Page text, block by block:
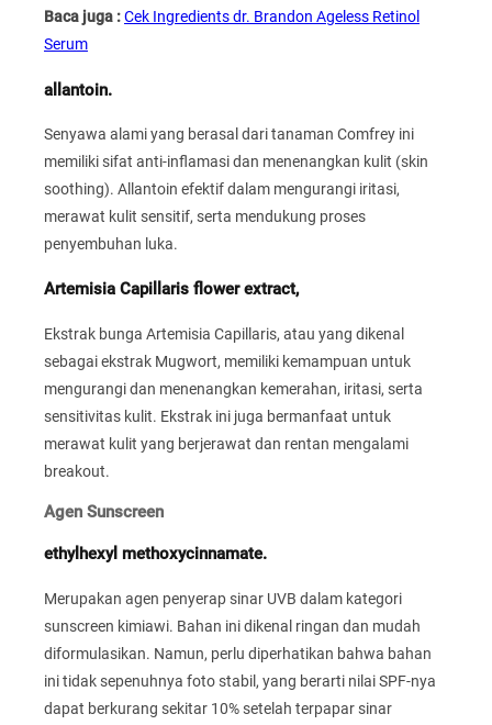
Baca juga :Cek Ingredients dr. Brandon Ageless Retinol
Serum
allantoin.
Senyawa alami yang berasal dari tanaman Comfrey ini
memiliki sifat anti-inflamasi dan menenangkan kulit (skin
soothing). Allantoin efektif dalam mengurangi iritasi,
merawat kulit sensitif, serta mendukung proses
penyembuhan luka.
Artemisia Capillaris flower extract,
Ekstrak bunga Artemisia Capillaris, atau yang dikenal
sebagai ekstrak Mugwort, memiliki kemampuan untuk
mengurangi dan menenangkan kemerahan, iritasi, serta
sensitivitas kulit. Ekstrak ini juga bermanfaat untuk
merawat kulit yang berjerawat dan rentan mengalami
breakout.
Agen Sunscreen
ethylhexyl methoxycinnamate.
Merupakan agen penyerap sinar UVB dalam kategori
sunscreen kimiawi. Bahan ini dikenal ringan dan mudah
diformulasikan. Namun, perlu diperhatikan bahwa bahan
ini tidak sepenuhnya foto stabil, yang berarti nilai SPF-nya
dapat berkurang sekitar 10% setelah terpapar sinar